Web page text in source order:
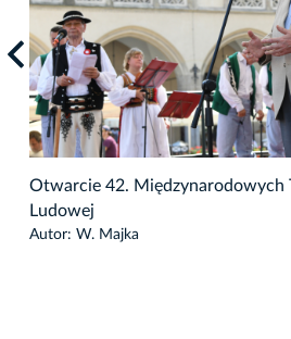
Otwarcie 42. Międzynarodowych
Ludowej
Autor: W. Majka